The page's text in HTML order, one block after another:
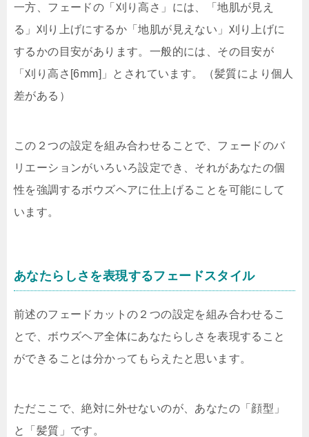
一方、フェードの「刈り高さ」には、「地肌が見え
る」刈り上げにするか「地肌が見えない」刈り上げに
するかの目安があります。一般的には、その目安が
「刈り高さ[6mm]」とされています。（髪質により個人
差がある）
この２つの設定を組み合わせることで、フェードのバ
リエーションがいろいろ設定でき、それがあなたの個
性を強調するボウズヘアに仕上げることを可能にして
います。
あなたらしさを表現するフェードスタイル
前述のフェードカットの２つの設定を組み合わせるこ
とで、ボウズヘア全体にあなたらしさを表現すること
ができることは分かってもらえたと思います。
ただここで、絶対に外せないのが、あなたの「顔型」
と「髪質」です。